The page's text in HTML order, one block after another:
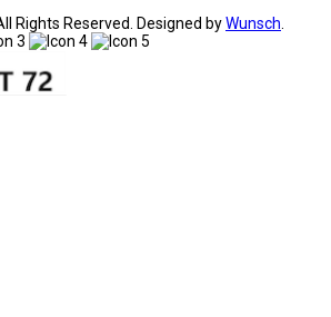
Rights Reserved. Designed byWunsch